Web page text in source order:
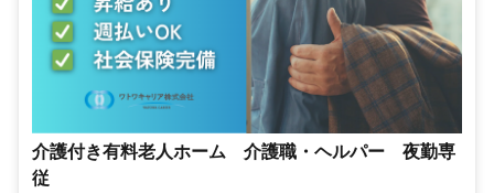
介護付き有料老人ホーム 介護職・ヘルパー 夜勤専
従